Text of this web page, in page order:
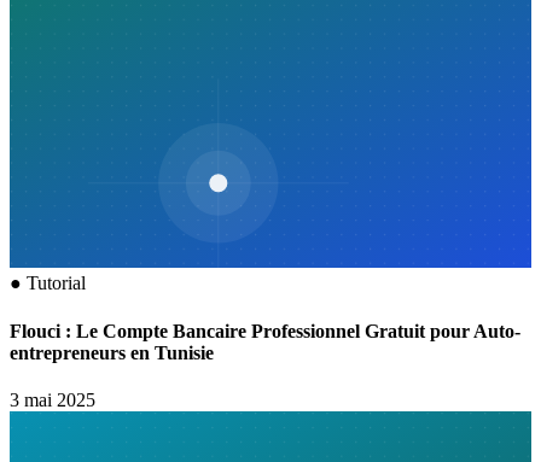
● Tutorial
Flouci : Le Compte Bancaire Professionnel Gratuit pour Auto-
entrepreneurs en Tunisie
3 mai 2025